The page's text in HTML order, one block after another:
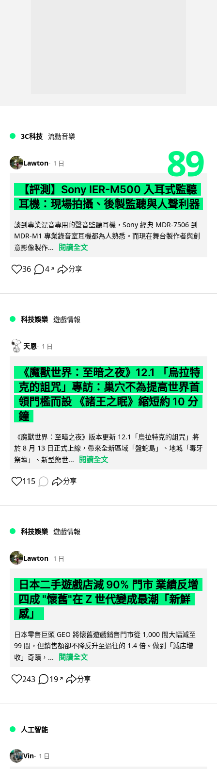
3C科技 流動音樂
Lawton 1 日 89
【評測】Sony IER-M500 入耳式監聽
耳機：現場拍攝、後製監聽與人聲利器
談到專業混音專用的聲音監聽耳機，Sony 經典 MDR-7506 到
MDR-M1 專業錄音室耳機都為人熟悉。而現在舞台製作者與創
意影像製作...
閱讀全文
36 4 ↗ 分享
科技娛樂 遊戲情報
天恩 1 日
《魔獸世界：至暗之夜》12.1 「烏拉特
克的詛咒」專訪：巢穴不為提高世界首
領門檻而設 《諸王之眠》縮短約 10 分
鐘
《魔獸世界：至暗之夜》版本更新 12.1「烏拉特克的詛咒」將
於 8 月 13 日正式上線，帶來全新區域「盤蛇島」、地城「毒牙
祭壇」、新型態世...
閱讀全文
115 分享
科技娛樂 遊戲情報
Lawton 1 日
日本二手遊戲店減 90% 門市 業績反增
四成 "懷舊"在 Z 世代變成最潮「新鮮
感」
日本零售巨頭 GEO 將懷舊遊戲銷售門市從 1,000 間大幅減至
99 間，但銷售額卻不降反升至過往的 1.4 倍。做到「減店增
收」奇蹟，...
閱讀全文
243 19 ↗ 分享
人工智能
Vin 1 日